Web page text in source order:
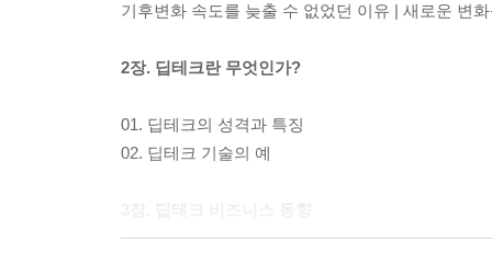
기후변화 속도를 늦출 수 없었던 이유 | 새로운 변
2장. 딥테크란 무엇인가?
01. 딥테크의 성격과 특징
02. 딥테크 기술의 예